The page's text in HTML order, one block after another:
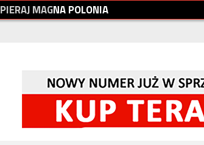
PIERAJMAGNAPOLONIA